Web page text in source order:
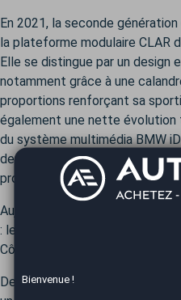
En 2021, la seconde
la plateforme modulaire CLAR
Elle se distingue par un design
notamment grâce à une
proportions renforçant sa
également une nette évolution
du système multimédia BMW
dernière génération, et d’une
progression.
Aujourd’hui, la gamme
: le 420i de 184 ch et le
Côté diesel, on retrouve le
Depuis son lancement, la
Bienvenue !